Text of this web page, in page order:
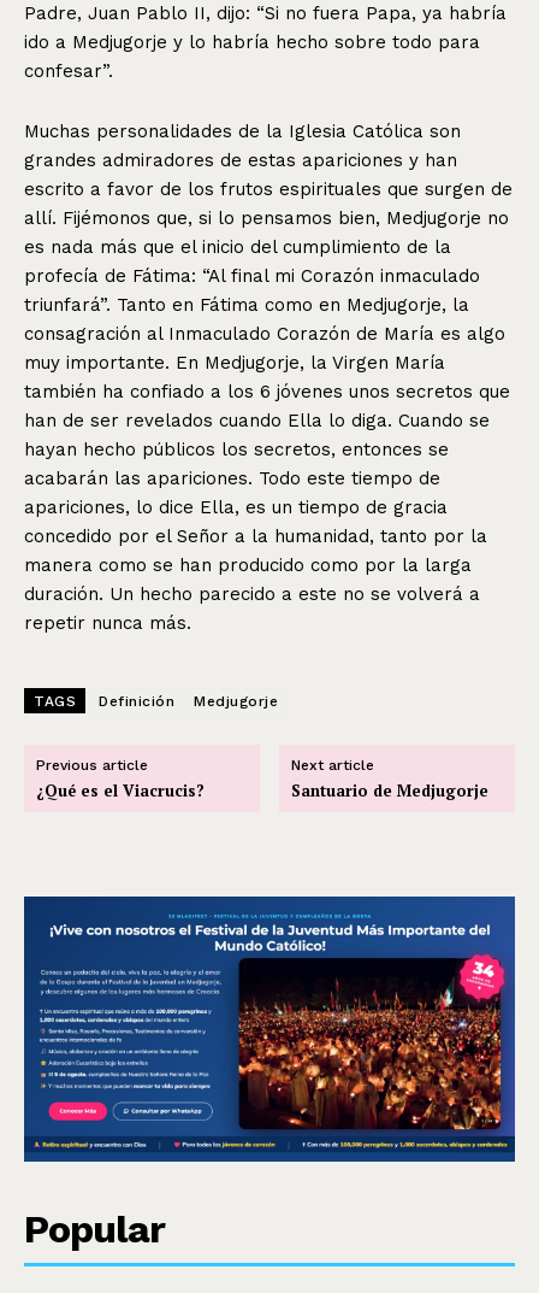
Padre, Juan Pablo II, dijo: “Si no fuera Papa, ya habría
ido a Medjugorje y lo habría hecho sobre todo para
confesar”.
Muchas personalidades de la Iglesia Católica son
grandes admiradores de estas apariciones y han
escrito a favor de los frutos espirituales que surgen de
allí. Fijémonos que, si lo pensamos bien, Medjugorje no
es nada más que el inicio del cumplimiento de la
profecía de Fátima: “Al final mi Corazón inmaculado
triunfará”. Tanto en Fátima como en Medjugorje, la
consagración al Inmaculado Corazón de María es algo
muy importante. En Medjugorje, la Virgen María
también ha confiado a los 6 jóvenes unos secretos que
han de ser revelados cuando Ella lo diga. Cuando se
hayan hecho públicos los secretos, entonces se
acabarán las apariciones. Todo este tiempo de
apariciones, lo dice Ella, es un tiempo de gracia
concedido por el Señor a la humanidad, tanto por la
manera como se han producido como por la larga
duración. Un hecho parecido a este no se volverá a
repetir nunca más.
TAGS Definición Medjugorje
Previous article
¿Qué es el Viacrucis?
Next article
Santuario de Medjugorje
Popular